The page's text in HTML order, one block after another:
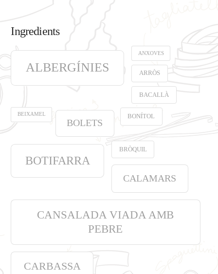
Ingredients
ALBERGÍNIES
ANXOVES
ARRÒS
BACALLÀ
BEIXAMEL
BOLETS
BONÍTOL
BOTIFARRA
BRÒQUIL
CALAMARS
CANSALADA VIADA AMB
PEBRE
CARBASSA